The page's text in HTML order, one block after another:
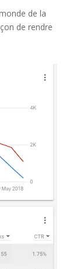
de la
de rendre